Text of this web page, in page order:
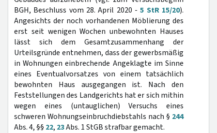
BGH, Beschluss vom 28. April 2020 -5 StR 15/20).
Angesichts der noch vorhandenen Möblierung des
erst seit wenigen Wochen unbewohnten Hauses
lässt sich dem Gesamtzusammenhang der
Urteilsgründe entnehmen, dass der gewerbsmäßig
in Wohnungen einbrechende Angeklagte im Sinne
eines Eventualvorsatzes von einem tatsächlich
bewohnten Haus ausgegangen ist. Nach den
Feststellungen des Landgerichts hat er sich mithin
wegen eines (untauglichen) Versuchs eines
schweren Wohnungseinbruchdiebstahls nach § 244
Abs. 4, §§ 22, 23Abs. 1 StGB strafbar gemacht.